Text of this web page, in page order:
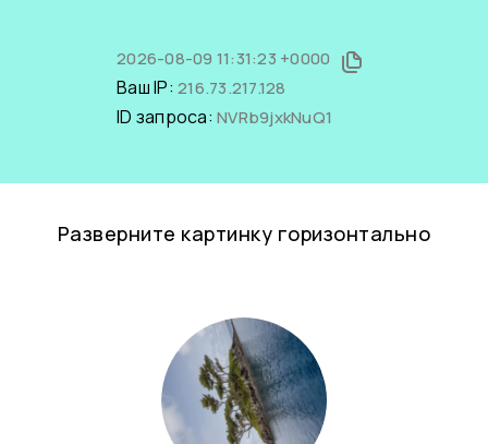
2026-08-09 11:31:23 +0000
Ваш IP: 216.73.217.128
ID запроса: NVRb9jxkNuQ1
Разверните картинку горизонтально